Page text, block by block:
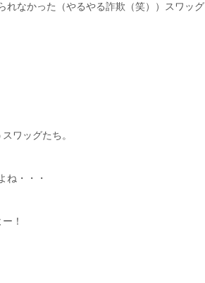
れなかった（やるやる詐欺（笑））スワッグ
ワッグたち。
ね・・・
！